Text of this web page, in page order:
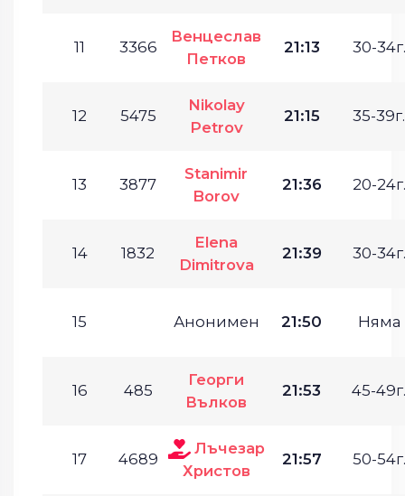
11 3366
Венцеслав
Петков
21:13 30-34г.
12 5475
Nikolay
Petrov
21:15 35-39г.
13 3877
Stanimir
Borov
21:36 20-24г.
14 1832
Elena
Dimitrova
21:39 30-34г.
15 Анонимен 21:50 Няма
16 485
Георги
Вълков
21:53 45-49г.
17 4689
Лъчезар
Христов
21:57 50-54г.